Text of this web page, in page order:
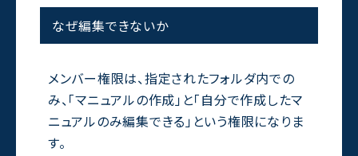
なぜ編集できないか
メンバー権限は、指定されたフォルダ内での
み、「マニュアルの作成」と「自分で作成したマ
ニュアルのみ編集できる」という権限になりま
す。